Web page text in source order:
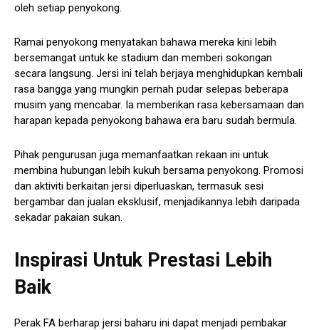
oleh setiap penyokong.
Ramai penyokong menyatakan bahawa mereka kini lebih
bersemangat untuk ke stadium dan memberi sokongan
secara langsung. Jersi ini telah berjaya menghidupkan kembali
rasa bangga yang mungkin pernah pudar selepas beberapa
musim yang mencabar. Ia memberikan rasa kebersamaan dan
harapan kepada penyokong bahawa era baru sudah bermula.
Pihak pengurusan juga memanfaatkan rekaan ini untuk
membina hubungan lebih kukuh bersama penyokong. Promosi
dan aktiviti berkaitan jersi diperluaskan, termasuk sesi
bergambar dan jualan eksklusif, menjadikannya lebih daripada
sekadar pakaian sukan.
Inspirasi Untuk Prestasi Lebih
Baik
Perak FA berharap jersi baharu ini dapat menjadi pembakar